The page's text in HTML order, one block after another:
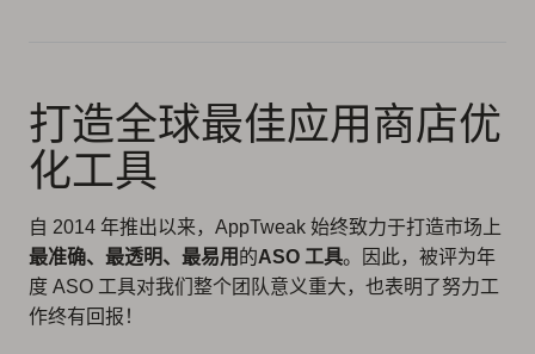
打造全球最佳应用商店优
化工具
自 2014 年推出以来，AppTweak 始终致力于打造市场上
最准确、最透明、最易用 的ASO 工具。因此，被评为年
度 ASO 工具对我们整个团队意义重大，也表明了努力工
作终有回报！